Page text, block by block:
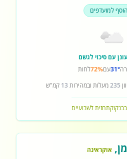
הוסף למועדפים
עם סיכוי לגשם
31°עם72%לחות
235מעלות ובמהירות 13 קמ"ש
תחזית לשבועיים
, אוקראינה